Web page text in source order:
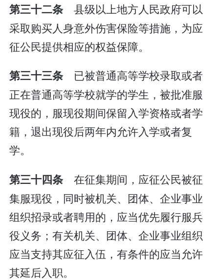
第三十二条 县级以上地方人民政府可以
采取购买人身意外伤害保险等措施，为应
征公民提供相应的权益保障。
第三十三条 已被普通高等学校录取或者
正在普通高等学校就学的学生，被批准服
现役的，服现役期间保留入学资格或者学
籍，退出现役后两年内允许入学或者复
学。
第三十四条 在征集期间，应征公民被征
集服现役，同时被机关、团体、企业事业
组织招录或者聘用的，应当优先履行服兵
役义务；有关机关、团体、企业事业组织
应当支持其应征入伍，有条件的应当允许
其延后入职。